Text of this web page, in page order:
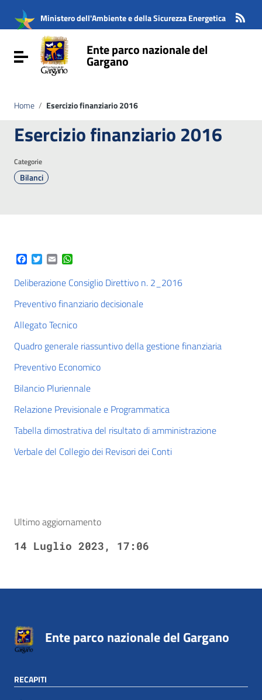
Vai al menu di navigazione
Vai al footer
Ministero dell'Ambiente e della Sicurezza Energetica
Attiva / disattiva la navigazioneEnte parco nazionale del
Gargano
Home / Esercizio finanziario 2016
Esercizio finanziario 2016
Categorie
Bilanci
Facebook
Twitter
Email
Deliberazione Consiglio Direttivo n. 2_2016
Preventivo finanziario decisionale
Allegato Tecnico
Quadro generale riassuntivo della gestione finanziaria
Preventivo Economico
Bilancio Pluriennale
Relazione Previsionale e Programmatica
Tabella dimostrativa del risultato di amministrazione
Verbale del Collegio dei Revisori dei Conti
Ultimo aggiornamento
14 Luglio 2023, 17:06
Ente parco nazionale del Gargano
RECAPITI